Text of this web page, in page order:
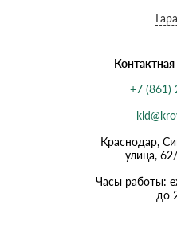
+7 (861)
Краснодар,
улица,
Часы работы:
до